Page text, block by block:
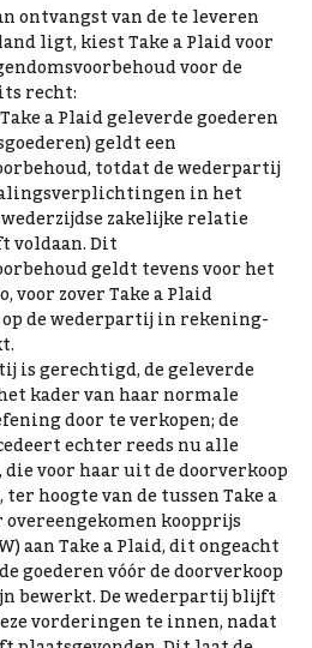
ontvangst van de te leveren
ligt, kiest Take a Plaid voor
voor de
recht:
a Plaid geleverde goederen
geldt een
totdat de wederpartij
in het
zakelijke relatie
voldaan. Dit
geldt tevens voor het
voor zover Take a Plaid
de wederpartij in rekening-
is gerechtigd, de geleverde
kader van haar normale
door te verkopen; de
echter reeds nu alle
voor haar uit de doorverkoop
hoogte van de tussen Take a
overeengekomen koopprijs
aan Take a Plaid, dit ongeacht
goederen vóór de doorverkoop
bewerkt. De wederpartij blijft
vorderingen te innen, nadat